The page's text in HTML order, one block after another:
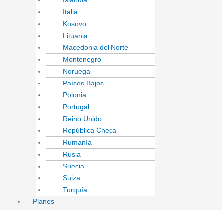
Italia
Kosovo
Lituania
Macedonia del Norte
Montenegro
Noruega
Países Bajos
Polonia
Portugal
Reino Unido
República Checa
Rumanía
Rusia
Suecia
Suiza
Turquía
Planes